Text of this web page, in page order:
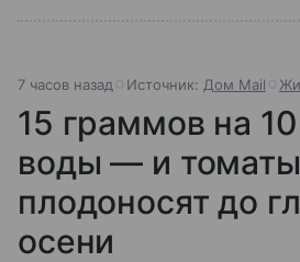
7 часов назад Источник: Дом Mail
15 граммов на
воды — и томаты
плодоносят до
осени